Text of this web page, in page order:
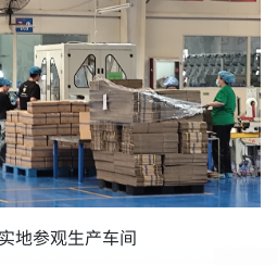
地参观生产车间